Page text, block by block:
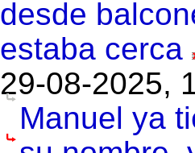
desde
estaba cerca
29-08-2025,
Manuel ya